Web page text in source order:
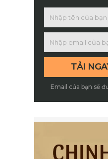
Email của bạn sẽ